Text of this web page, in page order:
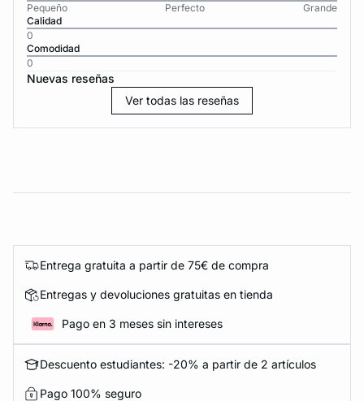
Pequeño
Perfecto
Grande
Calidad
0
Comodidad
0
Nuevas reseñas
Ver todas las reseñas
Entrega gratuita a partir de 75€ de compra
Entregas y devoluciones gratuitas en tienda
Pago en 3 meses sin intereses
Descuento estudiantes: -20% a partir de 2 artículos
Pago 100% seguro